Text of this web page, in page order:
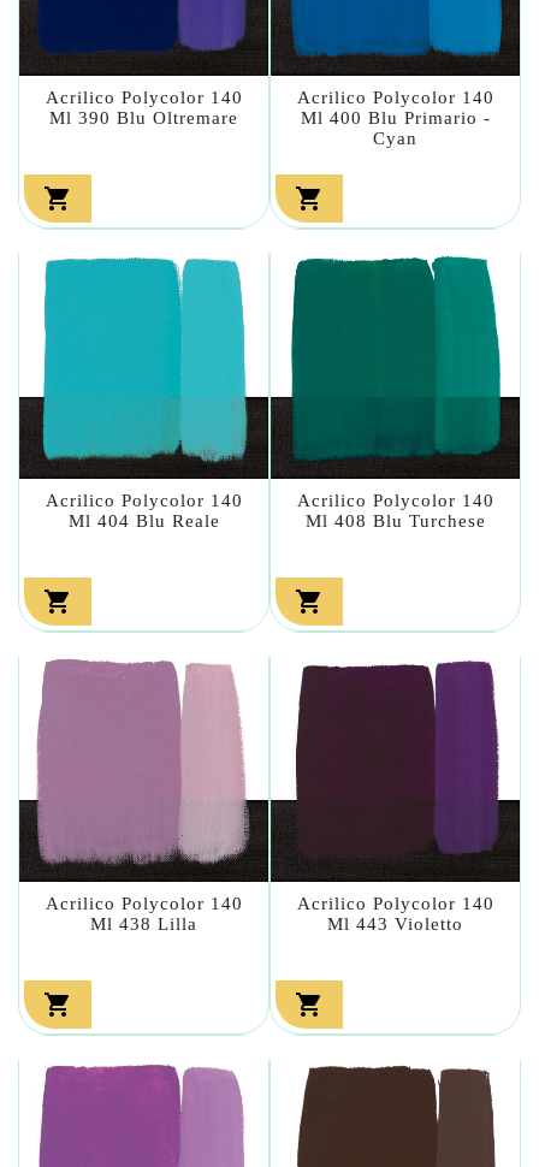
Acrilico Polycolor 140
Ml 390 Blu Oltremare

Acrilico Polycolor 140
Ml 400 Blu Primario -
Cyan

Acrilico Polycolor 140
Ml 404 Blu Reale

Acrilico Polycolor 140
Ml 408 Blu Turchese

Acrilico Polycolor 140
Ml 438 Lilla

Acrilico Polycolor 140
Ml 443 Violetto
